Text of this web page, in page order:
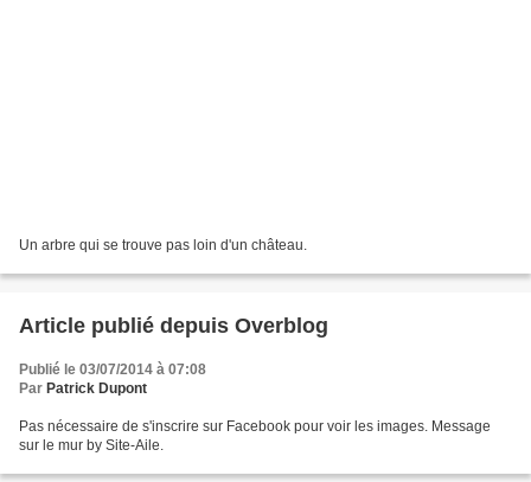
Un arbre qui se trouve pas loin d'un château.
Article publié depuis Overblog
Publié le 03/07/2014 à 07:08
Par Patrick Dupont
Pas nécessaire de s'inscrire sur Facebook pour voir les images. Message
sur le mur by Site-Aile.